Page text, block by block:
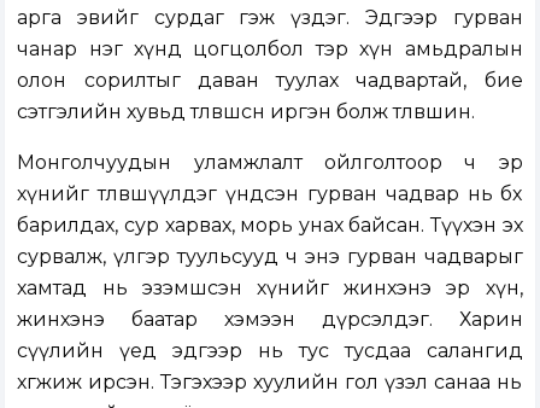
арга эвийг сурдаг гэж үздэг. Эдгээр гурван
чанар нэг хүнд цогцолбол тэр хүн амьдралын
олон сорилтыг даван туулах чадвартай, бие
сэтгэлийн хувьд төлөвшсөн иргэн болж төлөвшинө.
Монголчуудын уламжлалт ойлголтоор ч эр
хүнийг төлөвшүүлдэг үндсэн гурван чадвар нь бөх
барилдах, сур харвах, морь унах байсан. Түүхэн эх
сурвалж, үлгэр туульсууд ч энэ гурван чадварыг
хамтад нь эзэмшсэн хүнийг жинхэнэ эр хүн,
жинхэнэ баатар хэмээн дүрсэлдэг. Харин
сүүлийн үед эдгээр нь тус тусдаа салангид
хөгжиж ирсэн. Тэгэхээр хуулийн гол үзэл санаа нь